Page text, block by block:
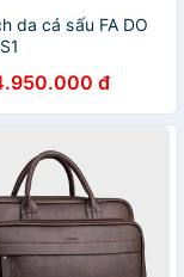
da cá sấu FA DO
đ